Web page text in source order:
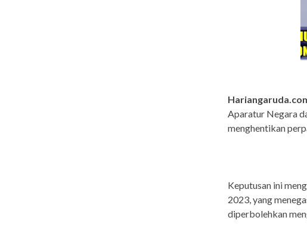
Aparatur Negara
menghentikan
Keputusan ini
2023, yang
diperbolehkan